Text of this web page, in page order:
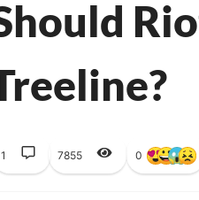
1 7855 0